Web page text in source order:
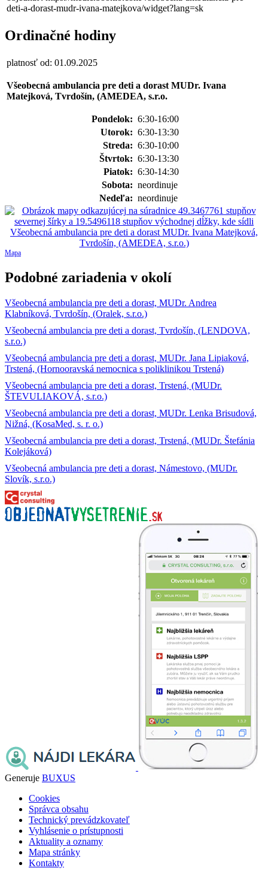
deti-a-dorast-mudr-ivana-matejkova/widget?lang=sk
Ordinačné hodiny
platnosť od: 01.09.2025
Všeobecná ambulancia pre deti a dorast MUDr. Ivana
Matejková, Tvrdošín, (AMEDEA, s.r.o.
Pondelok: 6:30-16:00
Utorok: 6:30-13:30
Streda: 6:30-10:00
Štvrtok: 6:30-13:30
Piatok: 6:30-14:30
Sobota: neordinuje
Nedeľa: neordinuje
Mapa
Podobné zariadenia v okolí
Všeobecná ambulancia pre deti a dorast, MUDr. Andrea
Klabníková, Tvrdošín, (Oralek, s.r.o.)
Všeobecná ambulancia pre deti a dorast, Tvrdošín, (LENDOVA,
s.r.o.)
Všeobecná ambulancia pre deti a dorast, MUDr. Jana Lipiaková,
Trstená, (Hornooravská nemocnica s poliklinikou Trstená)
Všeobecná ambulancia pre deti a dorast, Trstená, (MUDr.
ŠTEVULIAKOVÁ, s.r.o.)
Všeobecná ambulancia pre deti a dorast, MUDr. Lenka Brisudová,
Nižná, (KosaMed, s. r. o.)
Všeobecná ambulancia pre deti a dorast, Trstená, (MUDr. Štefánia
Kolejáková)
Všeobecná ambulancia pre deti a dorast, Námestovo, (MUDr.
Slovík, s.r.o.)
Generuje BUXUS
Cookies
Správca obsahu
Technický prevádzkovateľ
Vyhlásenie o prístupnosti
Aktuality a oznamy
Mapa stránky
Kontakty